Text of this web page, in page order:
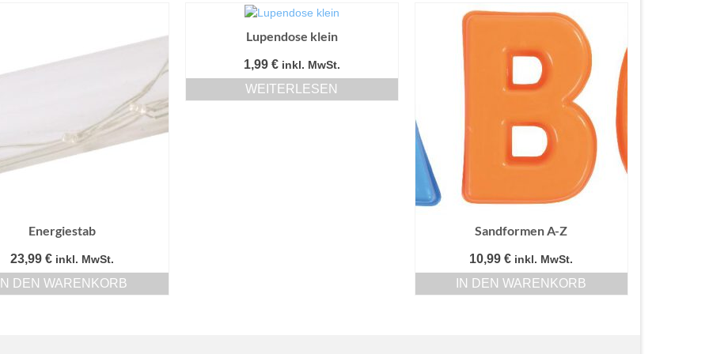
Energiestab
23,99€ inkl. MwSt.
DEN WARENKORB
Lupendose klein
1,99 € inkl. MwSt.
WEITERLESEN
Sandformen A-Z
10,99€ inkl. MwSt.
IN DEN WARENKORB